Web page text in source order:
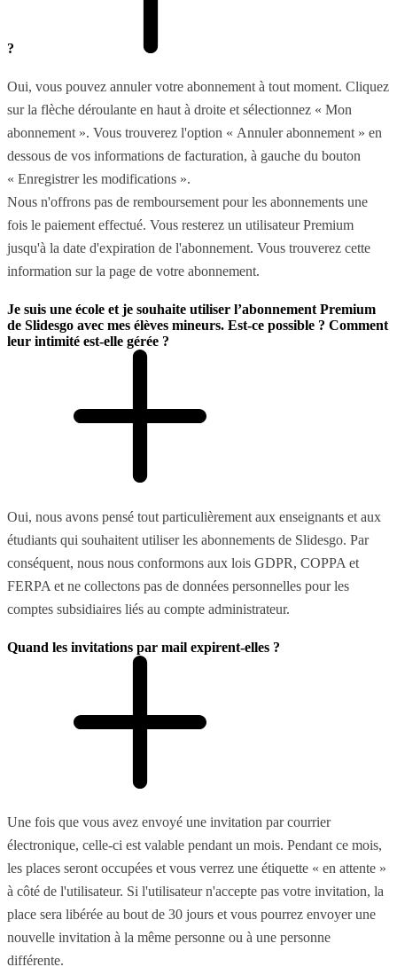
?
Oui, vous pouvez annuler votre abonnement à tout moment. Cliquez
sur la flèche déroulante en haut à droite et sélectionnez « Mon
abonnement ». Vous trouverez l'option « Annuler abonnement » en
dessous de vos informations de facturation, à gauche du bouton
« Enregistrer les modifications ».
Nous n'offrons pas de remboursement pour les abonnements une
fois le paiement effectué. Vous resterez un utilisateur Premium
jusqu'à la date d'expiration de l'abonnement. Vous trouverez cette
information sur la page de votre abonnement.
Je suis une école et je souhaite utiliser l’abonnement Premium
de Slidesgo avec mes élèves mineurs. Est-ce possible ? Comment
leur intimité est-elle gérée ?
Oui, nous avons pensé tout particulièrement aux enseignants et aux
étudiants qui souhaitent utiliser les abonnements de Slidesgo. Par
conséquent, nous nous conformons aux lois GDPR, COPPA et
FERPA et ne collectons pas de données personnelles pour les
comptes subsidiaires liés au compte administrateur.
Quand les invitations par mail expirent-elles ?
Une fois que vous avez envoyé une invitation par courrier
électronique, celle-ci est valable pendant un mois. Pendant ce mois,
les places seront occupées et vous verrez une étiquette « en attente »
à côté de l'utilisateur. Si l'utilisateur n'accepte pas votre invitation, la
place sera libérée au bout de 30 jours et vous pourrez envoyer une
nouvelle invitation à la même personne ou à une personne
différente.